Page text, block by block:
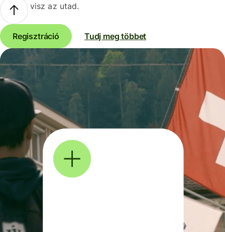
visz az utad.
Regisztráció Tudj meg többet